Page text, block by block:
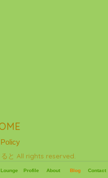
と All rights reserved.
Lounge Profile About Blog Contact